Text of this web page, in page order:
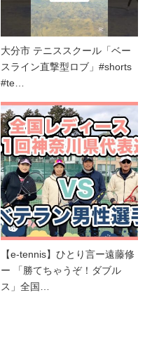
大分市 テニススクール「ベー
スライン直撃型ロブ」#shorts
#te…
【e-tennis】ひとり言ー遠藤修
ー 「勝てちゃうぞ！ダブル
ス」全国…